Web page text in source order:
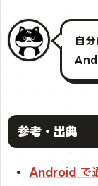
自
参考・出典
Android で